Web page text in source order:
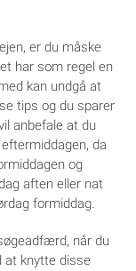
er du måske
har som regel en
kan undgå at
tips og du sparer
anbefale at du
da
og
aften eller nat
formiddag.
når du
at knytte disse